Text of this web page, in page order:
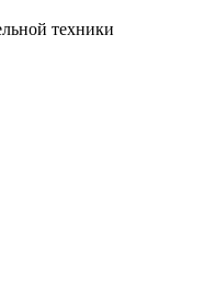
техники